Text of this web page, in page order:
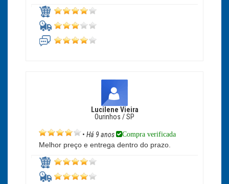
Lucilene Vieira
Ourinhos / SP
• Há 9 anos Compra verificada
Melhor preço e entrega dentro do prazo.